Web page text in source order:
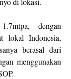
dengan
lokal Indonesia,
berasal dari
menggunakan